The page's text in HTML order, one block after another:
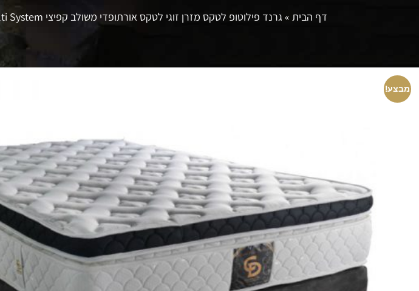
דף הבית » גרנד פילוטופ לטקס מזרן זוגי לטקס אורתופדי משולב קפיצי Multi System למיטה + חצי Camp David
מבצע!